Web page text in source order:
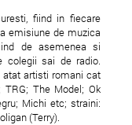
fiind in fiecare
emisiune de muzica
de asemenea si
colegii sai de radio.
atat artisti romani cat
The Model; Ok
Michi etc; straini:
(Terry).